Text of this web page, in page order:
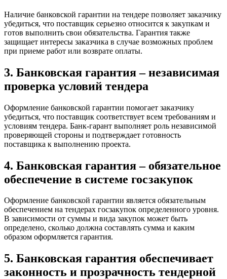
Наличие банковской гарантии на тендере позволяет заказчику
убедиться, что поставщик серьезно относится к закупкам и
готов выполнить свои обязательства. Гарантия также
защищает интересы заказчика в случае возможных проблем
при приеме работ или возврате оплаты.
3. Банковская гарантия – независимая
проверка условий тендера
Оформление банковской гарантии помогает заказчику
убедиться, что поставщик соответствует всем требованиям и
условиям тендера. Банк-гарант выполняет роль независимой
проверяющей стороны и подтверждает готовность
поставщика к выполнению проекта.
4. Банковская гарантия – обязательное
обеспечение в системе госзакупок
Оформление банковской гарантии является обязательным
обеспечением на тендерах госзакупок определенного уровня.
В зависимости от суммы и вида закупок может быть
определено, сколько должна составлять сумма и каким
образом оформляется гарантия.
5. Банковская гарантия обеспечивает
законность и прозрачность тендерной